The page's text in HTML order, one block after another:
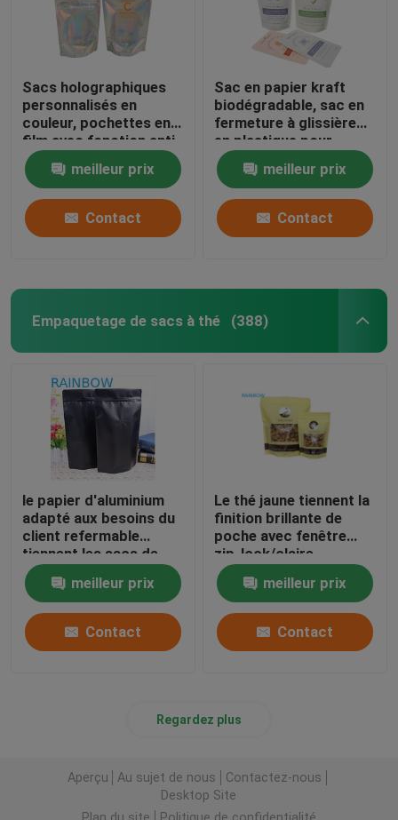
Sacs holographiques
personnalisés en
couleur, pochettes en
film avec fonction anti-
odeur et refermable
meilleur prix
Contact
Sac en papier kraft
biodégradable, sac en
fermeture à glissière
en plastique pour
animaux de compagnie,
compostablemeilleur prix
Contact
Empaquetage de sacs à thé (388)
le papier d'aluminium
adapté aux besoins du
client refermable
tiennent les sacs de
café 250g
meilleur prix
Contact
Le thé jaune tiennent la
finition brillante de
poche avec fenêtre
zip-lock/claire
meilleur prix
Contact
Regardez plus
Aperçu Au sujet de nous
Contactez-nous
Desktop Site
Plan du site
Politique de confidentialité